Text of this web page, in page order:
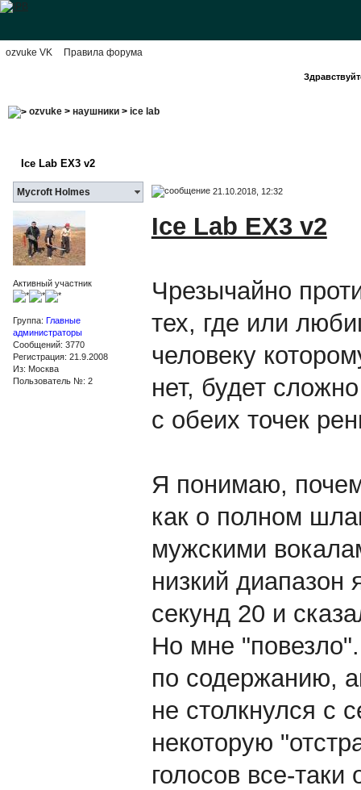
ozvuke VK Правила форума
ozvuke> наушники> ice lab
Ice Lab EX3 v2
Mycroft Holmes 21.10.2018, 12:32
Активный участник
Группа: Главные
администраторы
Сообщений: 3770
Регистрация: 21.9.2008
Из: Москва
Пользователь №: 2
Ice Lab EX3 v2
Чрезычайно
тех, где или
человеку
нет, будет
с обеих точек
Я понимаю,
как о полном
мужскими
низкий
секунд 20 и
Но мне
по содержанию,
не столкнулся с
некоторую
голосов все-